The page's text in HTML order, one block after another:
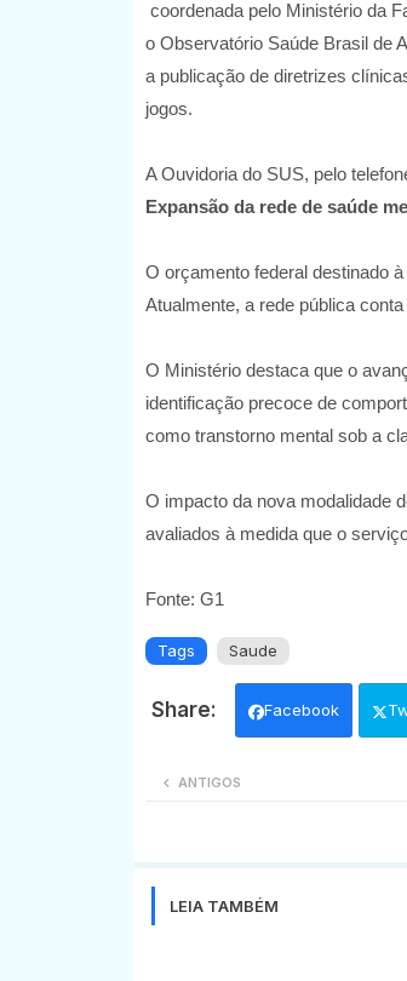
coordenada pelo Ministério da
o Observatório Saúde Brasil de
a publicação de diretrizes
jogos.
A Ouvidoria do SUS, pelo
Expansão da rede de saúde
O orçamento federal destinado
Atualmente, a rede pública
O Ministério destaca que o
identificação precoce de
como transtorno mental sob a
O impacto da nova modalidade
avaliados à medida que o
Fonte: G1
Tags Saude
Facebook
ANTIGOS
LEIA TAMBÉM